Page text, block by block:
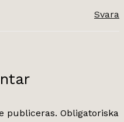
Svara
publiceras. Obligatoriska